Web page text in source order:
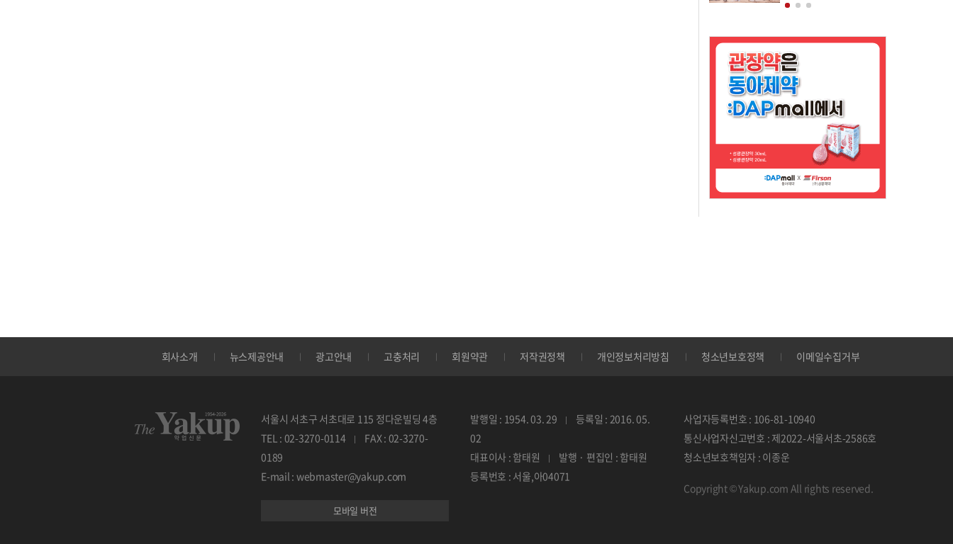
회사소개 뉴스제공안내 광고안내 고충처리 회원약관 저작권정책 개인정보처리방침 청소년보호정책 이메일수집거부
서울시 서초구 서초대로 115 정다운빌딩 4층
TEL : 02-3270-0114
FAX : 02-3270-
0189
E-mail : webmaster@yakup.com
모바일 버전
발행일 : 1954. 03. 29
등록일 : 2016. 05.
02
대표이사 : 함태원
발행 · 편집인 : 함태원
등록번호 : 서울,아04071
사업자등록번호 : 106-81-10940
통신사업자신고번호 : 제2022-서울서초-2586호
청소년보호책임자 : 이종운
Copyright © Yakup.com All rights reserved.